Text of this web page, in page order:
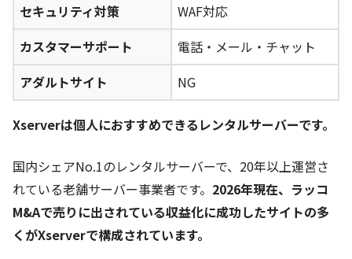
セキュリティ対策
WAF対応
カスタマーサポート
電話・メール・チャット
アダルトサイト
NG
Xserverは個人におすすめできるレンタルサーバーです。
国内シェアNo.1のレンタルサーバーで、20年以上運営さ
れている老舗サーバー事業者です。 2026年現在、ラッコ
M&Aで売りに出されている収益化に成功したサイトの多
くがXserverで構成されています。